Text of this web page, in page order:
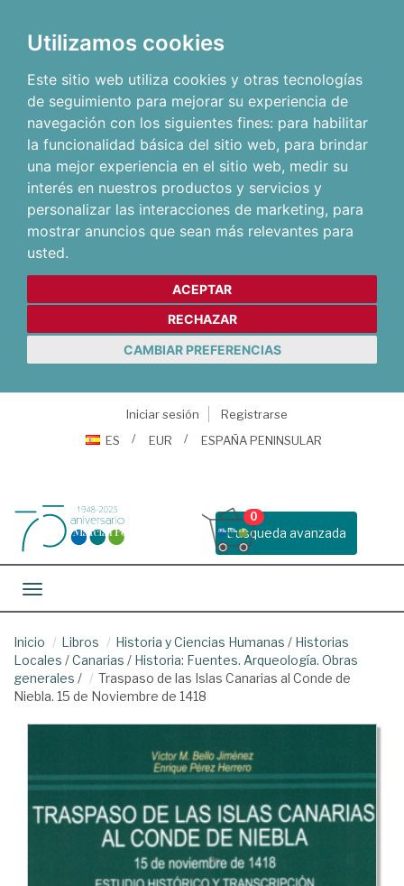
Utilizamos cookies
Este sitio web utiliza cookies y otras tecnologías
de seguimiento para mejorar su experiencia de
navegación con los siguientes fines: para habilitar
la funcionalidad básica del sitio web, para brindar
una mejor experiencia en el sitio web, medir su
interés en nuestros productos y servicios y
personalizar las interacciones de marketing, para
mostrar anuncios que sean más relevantes para
usted.
ACEPTAR
RECHAZAR
CAMBIAR PREFERENCIAS
Iniciar sesión
Registrarse
ES
EUR ESPAÑA PENINSULAR
Busqueda avanzada
0
Toggle navigation
Inicio Libros Historia y Ciencias Humanas / Historias
Locales /Canarias / Historia: Fuentes. Arqueología. Obras
generales /
Traspaso de las Islas Canarias al Conde de
Niebla. 15 de Noviembre de 1418